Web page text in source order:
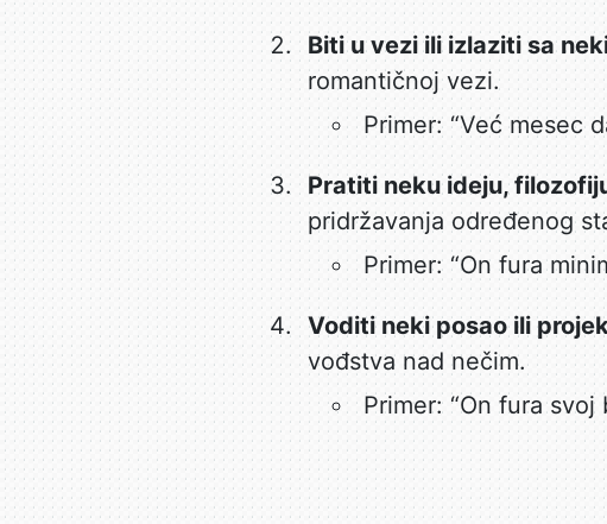
Biti u vezi ili izlaziti sa
romantičnoj vezi.
Primer: “Već mesec
Pratiti neku ideju,
pridržavanja određenog
Primer: “On fura
Voditi neki posao ili
vođstva nad nečim.
Primer: “On fura